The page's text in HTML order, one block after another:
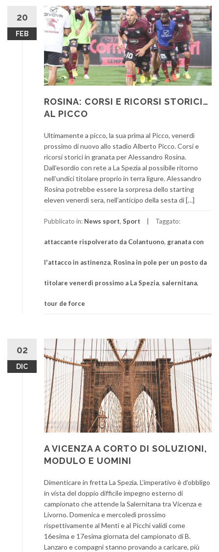
20
FEB
ROSINA: CORSI E RICORSI STORICI…
AL PICCO
Ultimamente a picco, la sua prima al Picco, venerdì
prossimo di nuovo allo stadio Alberto Picco. Corsi e
ricorsi storici in granata per Alessandro Rosina.
Dall’esordio con rete a La Spezia al possibile ritorno
nell’undici titolare proprio in terra ligure. Alessandro
Rosina potrebbe essere la sorpresa dello starting
eleven venerdì sera, nell’anticipo della sesta di […]
Pubblicato in: News sport, Sport Taggato:
attaccante rispolverato da Colantuono, granata con
l'attacco in astinenza, Rosina in pole per un posto da
titolare venerdì prossimo a La Spezia, salernitana,
tour de force
02
DIC
A VICENZA A CORTO DI SOLUZIONI,
MODULO E UOMINI
Dimenticare in fretta La Spezia. L’imperativo è d’obbligo
in vista del doppio difficile impegno esterno di
campionato che attende la Salernitana tra Vicenza e
Livorno. Domenica e mercoledì prossimo
rispettivamente al Menti e al Picchi validi come
16esima e 17esima giornata del campionato di B.
Lanzaro e compagni stanno provando a caricare, più